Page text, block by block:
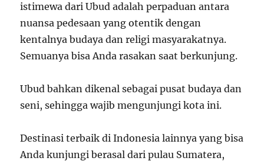
istimewa dari Ubud adalah perpaduan antara
nuansa pedesaan yang otentik dengan
kentalnya budaya dan religi masyarakatnya.
Semuanya bisa Anda rasakan saat berkunjung.
Ubud bahkan dikenal sebagai pusat budaya dan
seni, sehingga wajib mengunjungi kota ini.
Destinasi terbaik di Indonesia lainnya yang bisa
Anda kunjungi berasal dari pulau Sumatera,